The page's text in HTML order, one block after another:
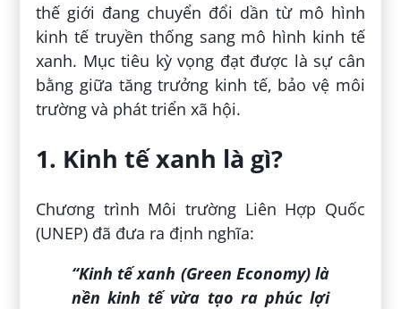
thế giới đang chuyển đổi dần từ mô hình
kinh tế truyền thống sang mô hình kinh tế
xanh. Mục tiêu kỳ vọng đạt được là sự cân
bằng giữa tăng trưởng kinh tế, bảo vệ môi
trường và phát triển xã hội.
1. Kinh tế xanh là gì?
Chương trình Môi trường Liên Hợp Quốc
(UNEP) đã đưa ra định nghĩa:
“Kinh tế xanh (Green Economy) là
nền kinh tế vừa tạo ra phúc lợi